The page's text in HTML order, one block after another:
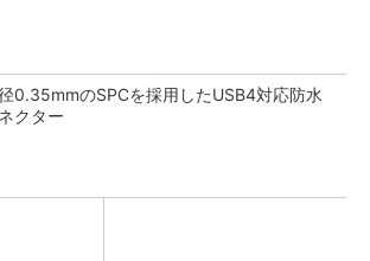
0.35mmのSPCを採用したUSB4対応防水
クター